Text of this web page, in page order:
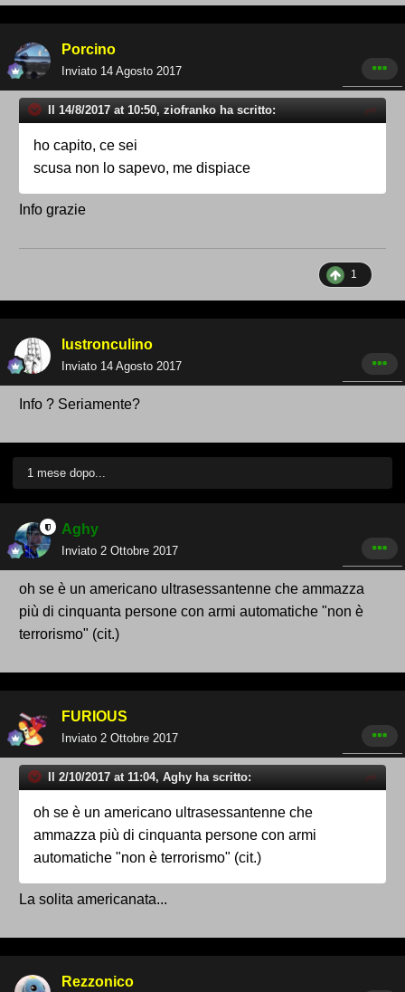
Porcino
Inviato 14 Agosto 2017
Il 14/8/2017 at 10:50, ziofranko ha scritto:
ho capito, ce sei
scusa non lo sapevo, me dispiace
Info grazie
1
lustronculino
Inviato 14 Agosto 2017
Info ? Seriamente?
1 mese dopo...
Aghy
Inviato 2 Ottobre 2017
oh se è un americano ultrasessantenne che ammazza
più di cinquanta persone con armi automatiche "non è
terrorismo" (cit.)
FURIOUS
Inviato 2 Ottobre 2017
Il 2/10/2017 at 11:04, Aghy ha scritto:
oh se è un americano ultrasessantenne che
ammazza più di cinquanta persone con armi
automatiche "non è terrorismo" (cit.)
La solita americanata...
Rezzonico